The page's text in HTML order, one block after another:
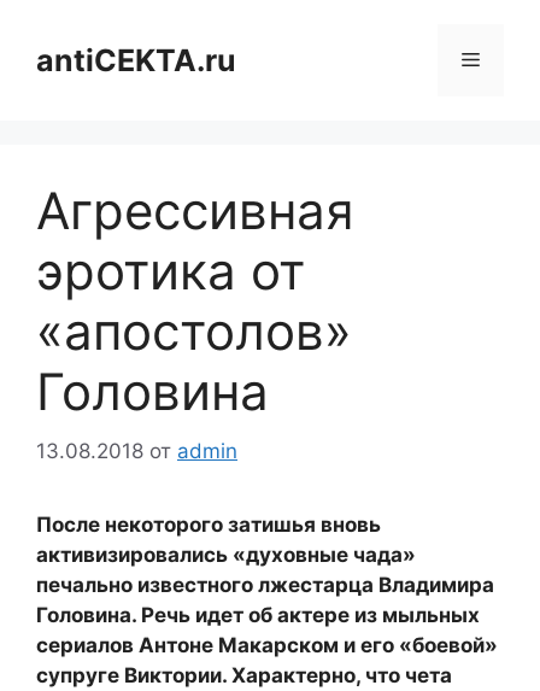
содержимому
antiCEKTA.ru Меню
Агрессивная
эротика от
«апостолов»
Головина
13.08.2018 от admin
После некоторого затишья вновь
активизировались «духовные чада»
печально известного лжестарца Владимира
Головина. Речь идет об актере из мыльных
сериалов Антоне Макарском и его «боевой»
супруге Виктории. Характерно, что чета